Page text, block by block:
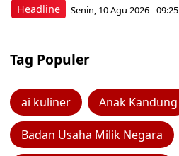
Headline Senin, 10 Agu 2026 - 09:25
Tag Populer
ai kuliner Anak Kandung
Badan Usaha Milik Negara